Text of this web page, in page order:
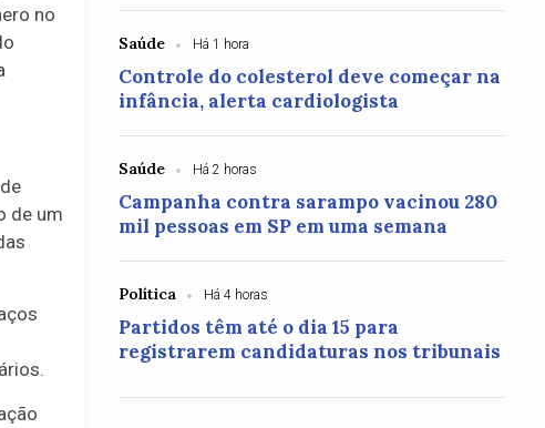
no
de um
Saúde Há 1 hora
Controle do colesterol deve começar na
infância, alerta cardiologista
Saúde Há 2 horas
Campanha contra sarampo vacinou 280
mil pessoas em SP em uma semana
Política Há 4 horas
Partidos têm até o dia 15 para
registrarem candidaturas nos tribunais